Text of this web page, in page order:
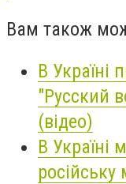
Вам також
В Україні
"Русский
(відео)
В Україні
російську